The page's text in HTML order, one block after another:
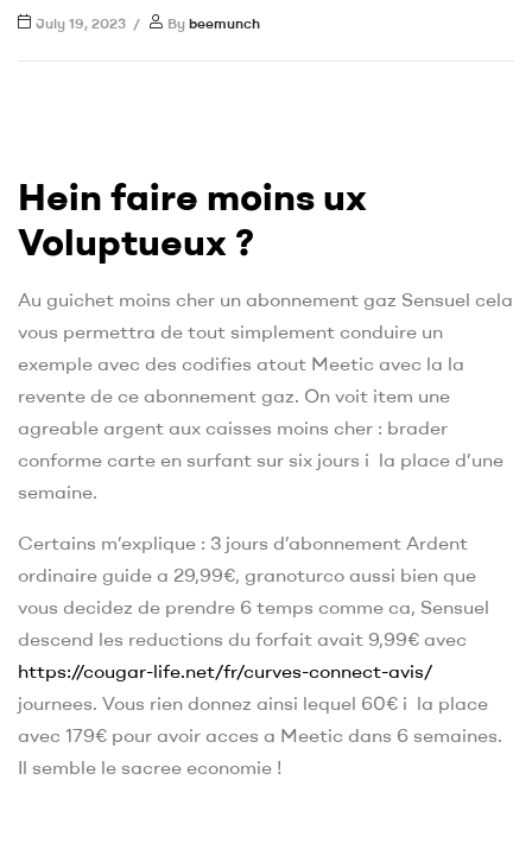
July 19, 2023 By beemunch
Hein faire moins ux
Voluptueux ?
Au guichet moins cher un abonnement gaz Sensuel cela
vous permettra de tout simplement conduire un
exemple avec des codifies atout Meetic avec la la
revente de ce abonnement gaz. On voit item une
agreable argent aux caisses moins cher : brader
conforme carte en surfant sur six jours i la place d’une
semaine.
Certains m’explique : 3 jours d’abonnement Ardent
ordinaire guide a 29,99€, granoturco aussi bien que
vous decidez de prendre 6 temps comme ca, Sensuel
descend les reductions du forfait avait 9,99€ avec
https://cougar-life.net/fr/curves-connect-avis/
journees. Vous rien donnez ainsi lequel 60€ i la place
avec 179€ pour avoir acces a Meetic dans 6 semaines.
Il semble le sacree economie !